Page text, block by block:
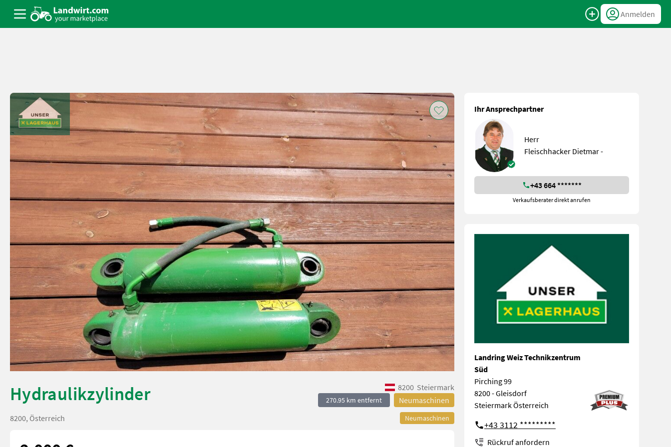
Anmelden
Hydraulikzylinder 8200 Steiermark
270.95 km entfernt Neumaschinen
Neumaschinen
8200, Österreich
Ihr Ansprechpartner
Herr
Fleischhacker Dietmar -
+43 664 *******
Verkaufsberater direkt anrufen
Landring Weiz Technikzentrum
Süd
Pirching 99
8200 - Gleisdorf
Steiermark Österreich
+43 3112 *********
Rückruf anfordern